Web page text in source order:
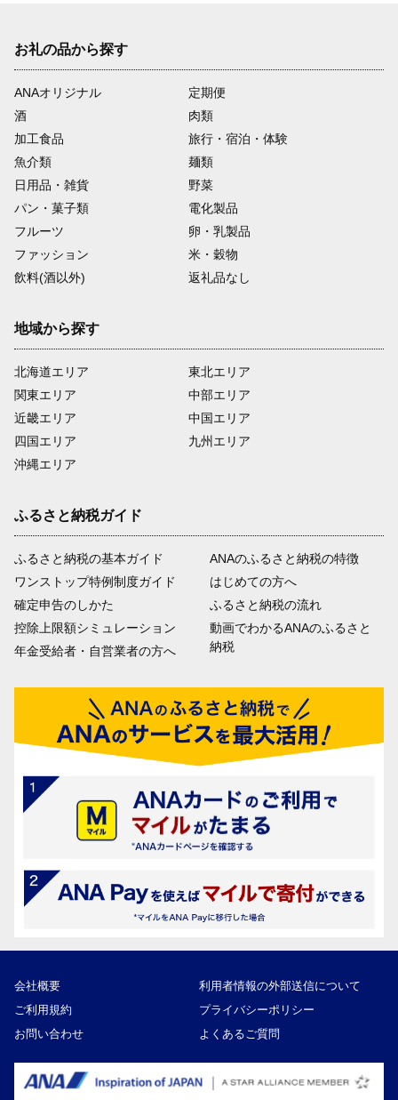
お礼の品から探す
ANAオリジナル
定期便
酒
肉類
加工食品
旅行・宿泊・体験
魚介類
麺類
日用品・雑貨
野菜
パン・菓子類
電化製品
フルーツ
卵・乳製品
ファッション
米・穀物
飲料(酒以外)
返礼品なし
地域から探す
北海道エリア
関東エリア
近畿エリア
四国エリア
沖縄エリア
東北エリア
中部エリア
中国エリア
九州エリア
ふるさと納税ガイド
ふるさと納税の基本ガイド
ワンストップ特例制度ガイド
確定申告のしかた
控除上限額シミュレーション
年金受給者・自営業者の方へ
ANAのふるさと納税の特徴
はじめての方へ
ふるさと納税の流れ
動画でわかるANAのふるさと
納税
会社概要
利用者情報の外部送信について
ご利用規約
プライバシーポリシー
お問い合わせ
よくあるご質問